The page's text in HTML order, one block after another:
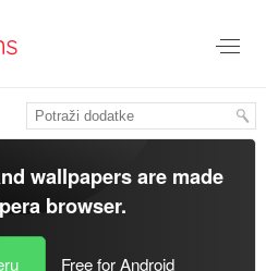
wallpapers are made
browser.
Free for Android